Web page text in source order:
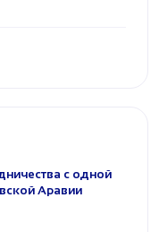
с одной
Аравии